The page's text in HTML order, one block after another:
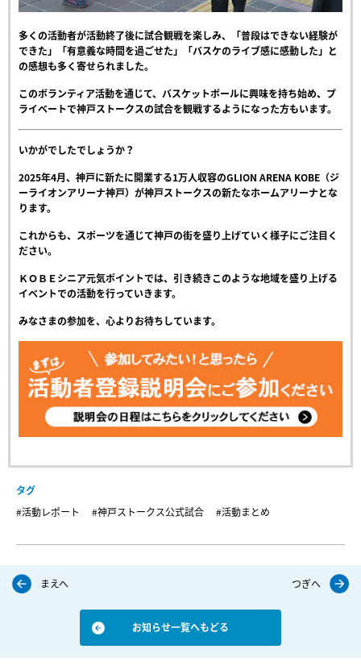
多くの活動者が活動終了後に試合観戦を楽しみ、
「普段はできない経験が
できた」「有意義な時間を過ごせた」「バスケのライブ感に感動した」と
の感想も多く寄せられました。
このボランティア活動を通じて、バスケットボールに興味を持ち始め、プ
ライベートで神戸ストークスの試合を観戦するようになった方もいます。
いかがでしたでしょうか？
2025年4月、神戸に新たに開業する1万人収容のGLION ARENA KOBE（ジ
ーライオンアリーナ神戸）が神戸ストークスの新たなホームアリーナとな
ります。
これからも、スポーツを通じて神戸の街を盛り上げていく様子にご注目く
ださい。
ＫＯＢＥシニア元気ポイントでは、引き続きこのような地域を盛り上げる
イベントでの活動を行っていきます。
みなさまの参加を、心よりお待ちしています。
タグ
#活動レポート
#神戸ストークス公式試合 #活動まとめ
まえへ
お知らせ一覧へもどる
つぎへ